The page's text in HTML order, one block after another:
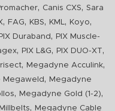
, Canis CXS, Sara
, FAG, KBS, KML, Koyo,
PIX Duraband ,
PIX Muscle-
, PIX L&G, PIX DUO-XT,
, Megadyne Acculink,
Megaweld ,
Megadyne
, Megadyne Gold (1-2),
, Megadyne Cable